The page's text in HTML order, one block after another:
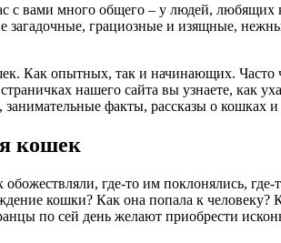
с вами много общего – у людей,
загадочные, грациозные и изящные,
Как опытных, так и начинающих.
нашего сайта вы узнаете, как
факты, рассказы о
кошек
обожествляли, где-то им поклонялись,
кошки? Как она попала к
по сей день желают приобрести